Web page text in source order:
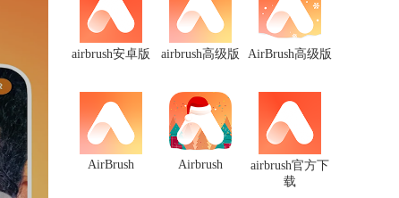
AirBrush高级版
airbrush高级版
airbrush安卓版
airbrush官方下
载
Airbrush
AirBrush